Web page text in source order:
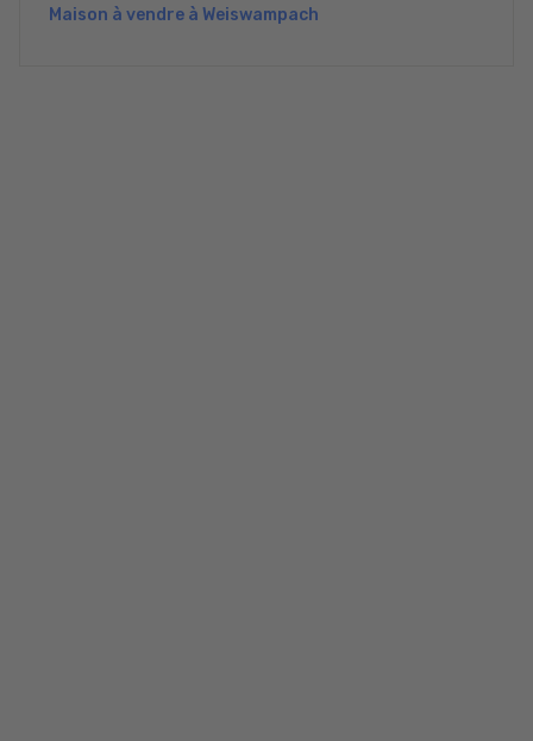
Maison à vendre à Weiswampach